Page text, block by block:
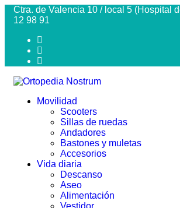
Ctra. de Valencia 10 / local 5 (Hospital
12 98 91
Movilidad
Scooters
Sillas de ruedas
Andadores
Bastones y muletas
Accesorios
Vida diaria
Descanso
Aseo
Alimentación
Vestidor